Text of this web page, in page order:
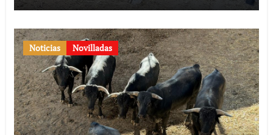
Noticias Novilladas